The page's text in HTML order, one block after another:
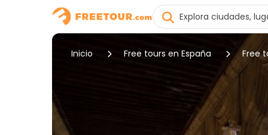
Inicio Free tours en España Free